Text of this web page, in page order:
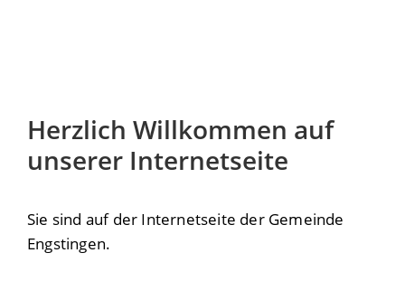
Herzlich Willkommen auf
unserer Internetseite
Sie sind auf der Internetseite der Gemeinde
Engstingen.